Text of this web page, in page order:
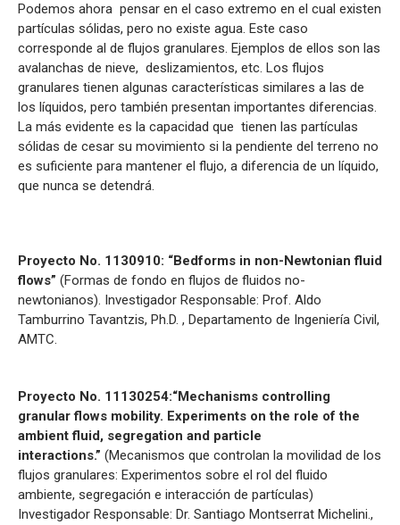
Podemos ahora pensar en el caso extremo en el cual existen
partículas sólidas, pero no existe agua. Este caso
corresponde al de flujos granulares. Ejemplos de ellos son las
avalanchas de nieve, deslizamientos, etc. Los flujos
granulares tienen algunas características similares a las de
los líquidos, pero también presentan importantes diferencias.
La más evidente es la capacidad que tienen las partículas
sólidas de cesar su movimiento si la pendiente del terreno no
es suficiente para mantener el flujo, a diferencia de un líquido,
que nunca se detendrá.
Proyecto No. 1130910: “Bedforms in non-Newtonian fluid
flows” (Formas de fondo en flujos de fluidos no-
newtonianos). Investigador Responsable: Prof. Aldo
Tamburrino Tavantzis, Ph.D. , Departamento de Ingeniería Civil,
AMTC.
Proyecto No. 11130254:“Mechanisms controlling
granular flows mobility. Experiments on the role of the
ambient fluid, segregation and particle
interactions.” (Mecanismos que controlan la movilidad de los
flujos granulares: Experimentos sobre el rol del fluido
ambiente, segregación e interacción de partículas)
Investigador Responsable: Dr. Santiago Montserrat Michelini.,